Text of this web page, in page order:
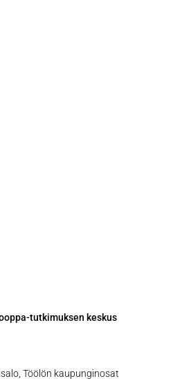
tutkimuksen keskus
Töölön kaupunginosat